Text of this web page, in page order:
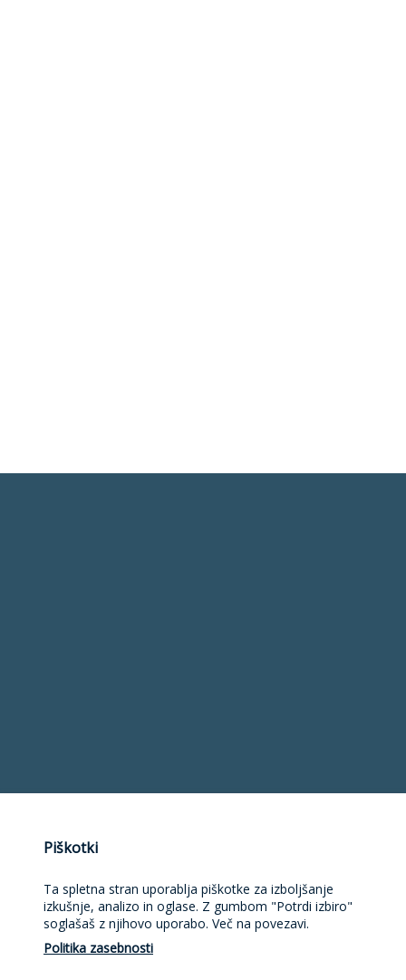
Brezplačna poštnina
nad 50,00 €
Preverjena kakovost
Piškotki
Ta spletna stran uporablja piškotke za izboljšanje
izkušnje, analizo in oglase. Z gumbom "Potrdi izbiro"
soglašaš z njihovo uporabo. Več na povezavi.
Politika zasebnosti